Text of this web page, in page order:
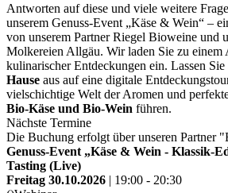
Antworten auf diese und viele weitere
unserem Genuss-Event „Käse & Wein“ –
von unserem Partner Riegel Bioweine und
Molkereien Allgäu. Wir laden Sie zu einem
kulinarischer Entdeckungen ein. Lassen Sie
Hause aus auf eine digitale
vielschichtige Welt der Aromen und
Bio-Käse und Bio-Wein führen.
Nächste Termine
Die Buchung erfolgt über unseren Partner
Genuss-Event „Käse & Wein - Klassik-
Tasting (Live)
Freitag 30.10.2026 | 19:00 - 20:30